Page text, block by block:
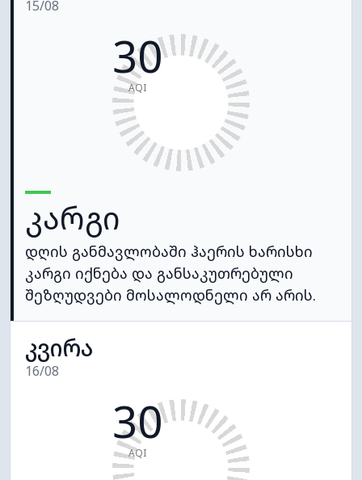
15/08
30
AQI
კარგი
დღის განმავლობაში ჰაერის ხარისხი
კარგი იქნება და განსაკუთრებული
შეზღუდვები მოსალოდნელი არ არის.
კვირა
16/08
30
AQI